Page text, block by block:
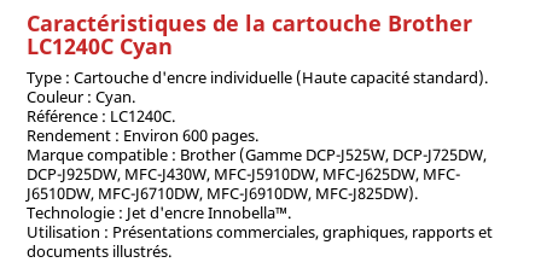
Caractéristiques de la cartouche Brother
LC1240C Cyan
Type : Cartouche d'encre individuelle (Haute capacité standard).
Couleur : Cyan.
Référence : LC1240C.
Rendement : Environ 600 pages.
Marque compatible : Brother (Gamme DCP-J525W, DCP-J725DW,
DCP-J925DW, MFC-J430W, MFC-J5910DW, MFC-J625DW, MFC-
J6510DW, MFC-J6710DW, MFC-J6910DW, MFC-J825DW).
Technologie : Jet d'encre Innobella™.
Utilisation : Présentations commerciales, graphiques, rapports et
documents illustrés.